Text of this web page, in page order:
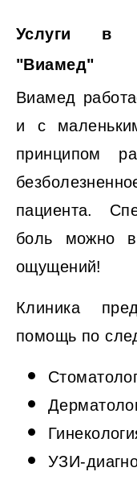
Услуги в
"Виамед"
Виамед
и с
принципом
пациента.
боль можно
ощущений!
Клиника
помощь по
УЗИ-